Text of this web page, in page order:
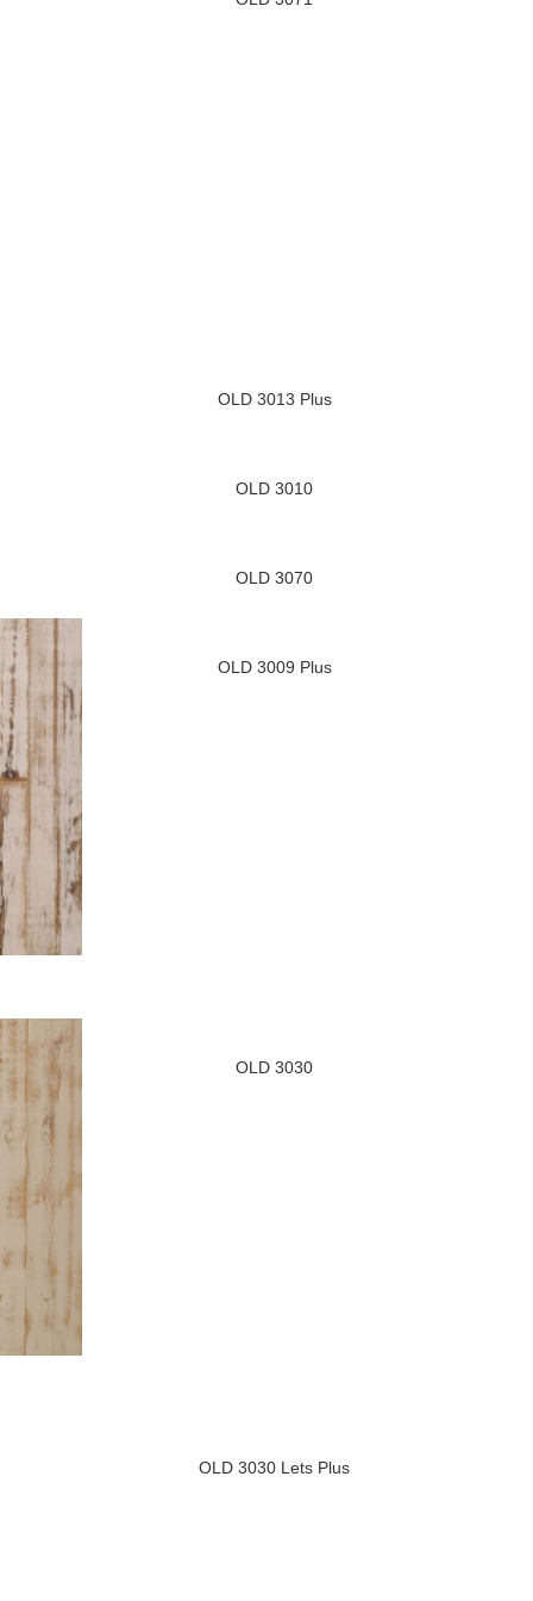
OLD 3013 Plus
OLD 3010
OLD 3070
OLD 3009 Plus
OLD 3030
OLD 3030 Lets Plus